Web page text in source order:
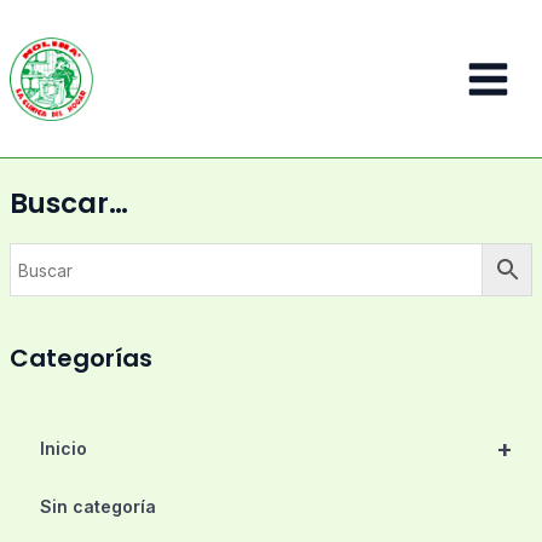
contenido
Main
Buscar…
Categorías
+
Inicio
Sin categoría